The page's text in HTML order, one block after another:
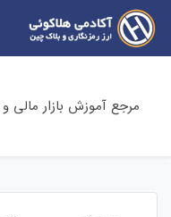
مرجع آموزش بازار مالی و